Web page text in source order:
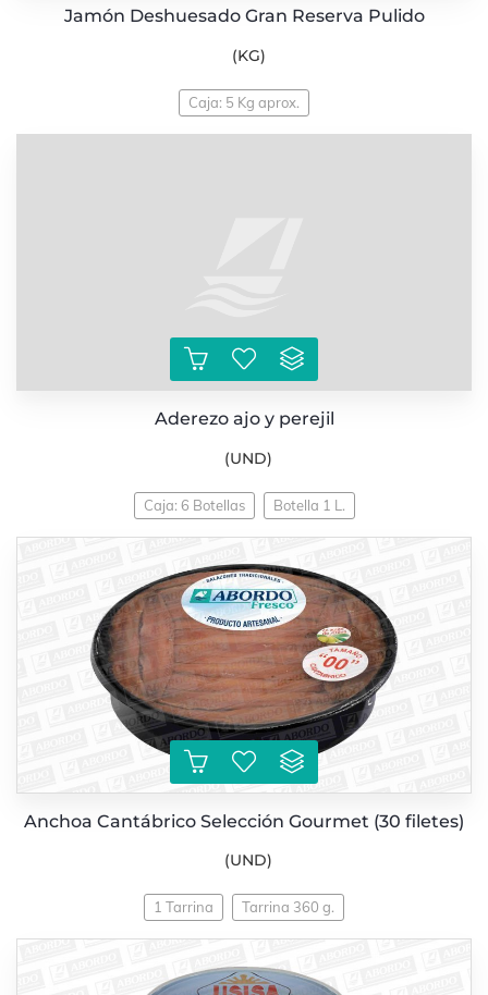
Jamón Deshuesado Gran Reserva Pulido
(KG)
Caja: 5 Kg aprox.
Aderezo ajo y perejil
(UND)
Caja: 6 Botellas Botella 1 L.
Anchoa Cantábrico Selección Gourmet (30 filetes)
(UND)
1 Tarrina Tarrina 360 g.